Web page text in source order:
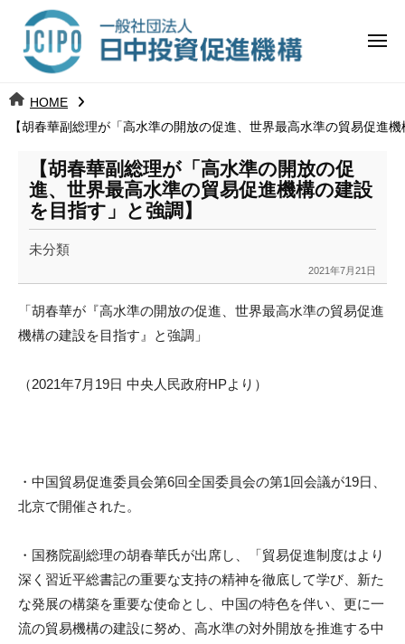
ツ 日
中
投
資
促
進
機
j
c
メ
HOME
【胡春華副総理が「高水準の開放の促進、世界最高水準の貿易促進
【胡春華副総理が「高水準の開放の促
進、世界最高水準の貿易促進機構の建設
を目指す」と強調】
未分類
2021年7月21日
k
a
a
「胡春華が『高水準の開放の促進、 世界最高水準の貿易促進
機構の建設を目指す』と強調」
（2021年7月19日 中央人民政府HPより）
・中国貿易促進委員会第6回全国委員会の第1回会議が19日、
北京で開催された。
・国務院副総理の胡春華氏が出席し、「 貿易促進制度はより
深く習近平総書記の重要な支持の精神を徹底して学び、新た
な発展の構築を重要な使命とし、中国の特色を伴い、 更に一
流の貿易機構の建設に努め、 高水準の対外開放を推進する中
日
中
資
進
機
構